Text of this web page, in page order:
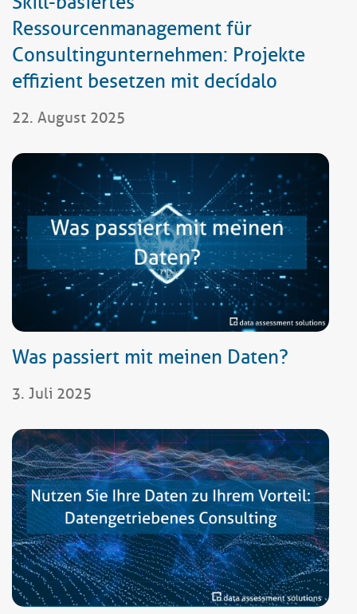
Ressourcenmanagement für
Consultingunternehmen: Projekte
effizient besetzen mit decídalo
22. August 2025
Was passiert mit meinen Daten?
3. Juli 2025